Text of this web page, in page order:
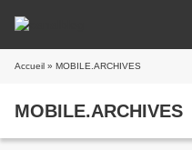
Accueil » MOBILE.ARCHIVES
MOBILE.ARCHIVES